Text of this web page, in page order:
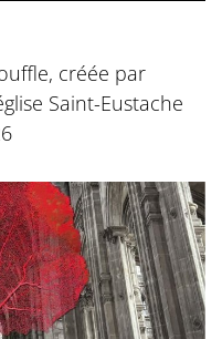
créée par
Saint-Eustache